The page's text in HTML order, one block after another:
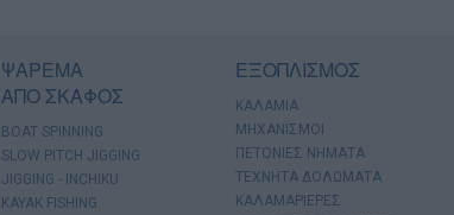
ΨΑΡΕΜΑ
ΑΠΟ ΣΚΑΦΟΣ
BOAT SPINNING
SLOW PITCH JIGGING
JIGGING - INCHIKU
KAYAK FISHING
ΕΞΟΠΛΙΣΜΟΣ
ΚΑΛΑΜΙΑ
ΜΗΧΑΝΙΣΜΟΙ
ΠΕΤΟΝΙΕΣ ΝΗΜΑΤΑ
ΤΕΧΝΗΤΑ ΔΟΛΩΜΑΤΑ
ΚΑΛΑΜΑΡΙΕΡΕΣ